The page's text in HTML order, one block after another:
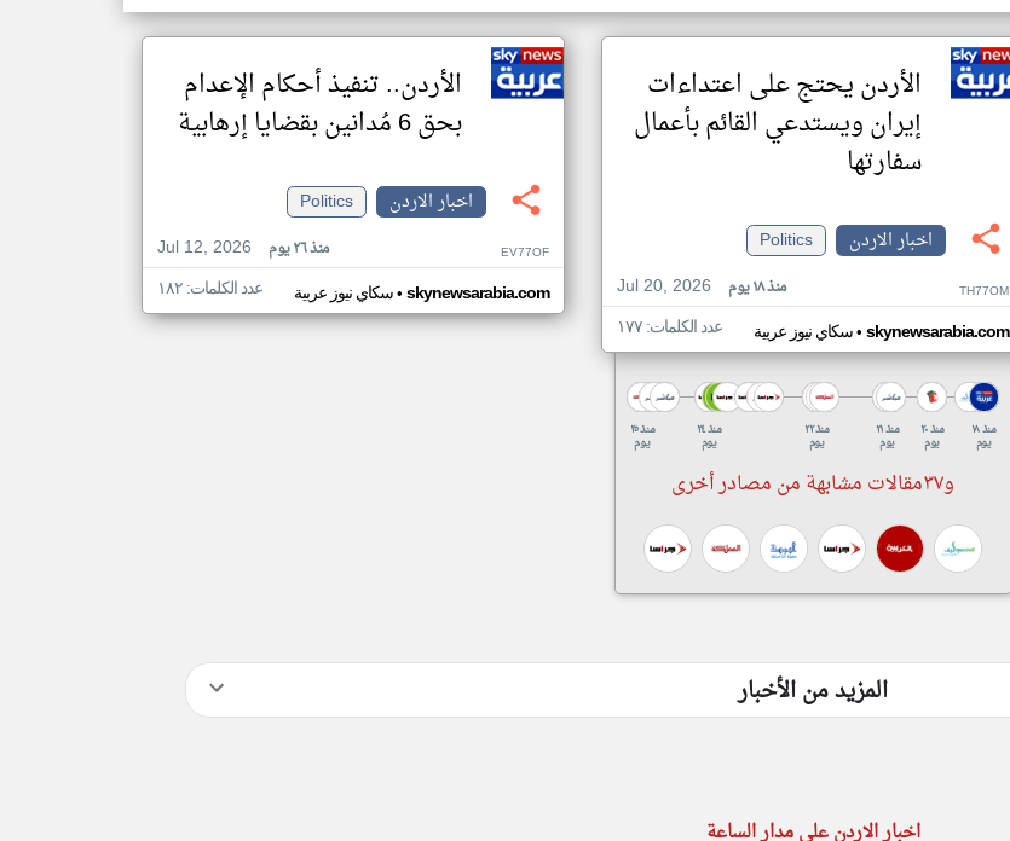
الأردن يحتج على اعتداءات
إيران ويستدعي القائم بأعمال
سفارتها
اخبار الاردن
Politics
Jul 20, 2026
منذ ١٨ يوم TH77OM
سكاي نيوز عربية• skynewsarabia.com عدد الكلمات: ١٧٧
منذ ٢٥
يوم
منذ ٢٤
يوم
منذ ٢٢
يوم
منذ ٢١
يوم
منذ ٢٠
يوم
منذ ١٨
يوم
و٣٧مقالات مشابهة من مصادر أخرى
الأردن.. تنفيذ أحكام الإعدام
بحق 6 مُدانين بقضايا إرهابية
اخبار الاردن
Politics
Jul 12, 2026
منذ ٢٦ يوم EV77OF
سكاي نيوز عربية• skynewsarabia.com عدد الكلمات: ١٨٢
المزيد من الأخبار
اخبار الاردن على مدار الساعة